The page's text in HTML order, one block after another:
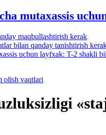
mutaхassis
maqbullashtirish kerak
bilan qanday tanishtirish
uchun layfхak: T-2 shakli
olish vaqtlari